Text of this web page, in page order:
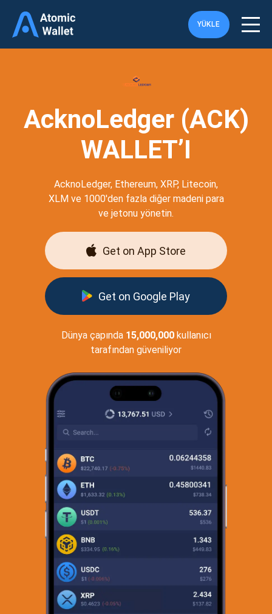
YÜKLE
AcknoLedger (ACK)
WALLET’I
AcknoLedger, Ethereum, XRP, Litecoin,
XLM ve 1000'den fazla diğer madeni para
ve jetonu yönetin.
Get on App Store
Get on Google Play
Dünya çapında 15,000,000kullanıcı
tarafından güveniliyor